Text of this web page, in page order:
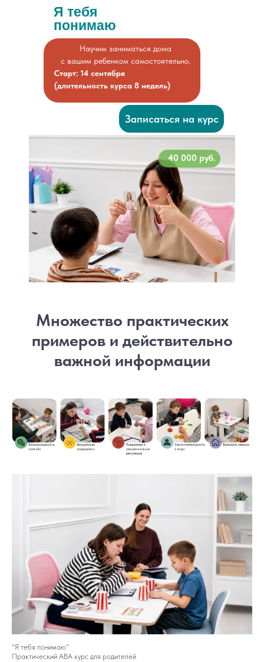
Я тебя
понимаю
Научим заниматься дома
с вашим ребенком самостоятельно.
Старт: 14 сентября
(длительность курса 8 недель)
40 000 руб.
Записаться на курс
Множество практических
примеров и действительно
важной информации
"Я тебя понимаю"
Практический АВА курс для родителей